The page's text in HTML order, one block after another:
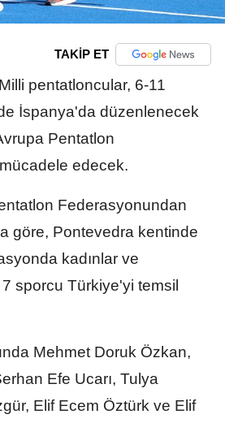
TAKİP ET
Milli pentatloncular, 6-11
İspanya'da düzenlenecek
Pentatlon
edecek.
Federasyonundan
göre, Pontevedra kentinde
kadınlar ve
sporcu Türkiye'yi temsil
Mehmet Doruk Özkan,
Efe Ucarı, Tulya
Elif Ecem Öztürk ve Elif